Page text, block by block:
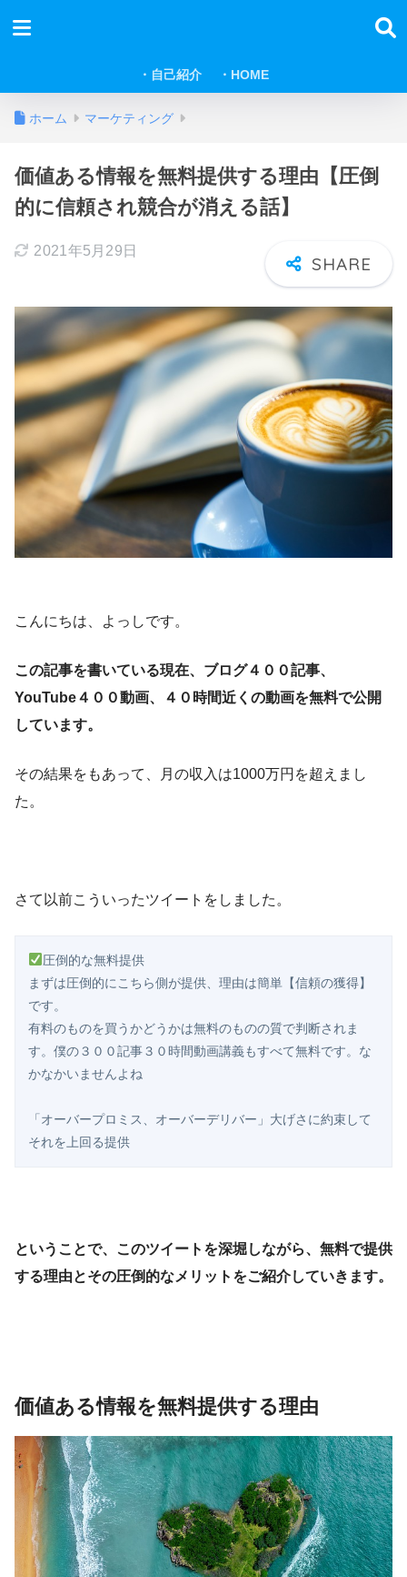
・自己紹介 ・HOME
ホーム マーケティング
価値ある情報を無料提供する理由【圧倒
的に信頼され競合が消える話】
2021年5月29日
こんにちは、よっしです。
この記事を書いている現在、ブログ４００記事、
YouTube４００動画、４０時間近くの動画を無料で公開
しています。
その結果をもあって、月の収入は1000万円を超えまし
た。
さて以前こういったツイートをしました。
圧倒的な無料提供
まずは圧倒的にこちら側が提供、理由は簡単【信頼の獲得】
です。
有料のものを買うかどうかは無料のものの質で判断されま
す。僕の３００記事３０時間動画講義もすべて無料です。な
かなかいませんよね
「オーバープロミス、オーバーデリバー」大げさに約束して
それを上回る提供
ということで、このツイートを深堀しながら、無料で提供
する理由とその圧倒的なメリットをご紹介していきます。
価値ある情報を無料提供する理由